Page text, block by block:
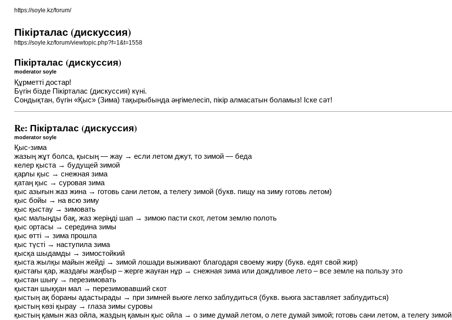
https://soyle.kz/forum/
Пікірталас (дискуссия)
https://soyle.kz/forum/viewtopic.php?f=1&t=1558
Пікірталас (дискуссия)
moderator soyle
Құрметті достар!
Бүгін бізде Пікірталас (дискуссия) күні.
Сондықтан, бүгін «Қыс» (Зима) тақырыбында әңгімелесіп, пікір алмасатын боламыз! Іске сәт!
Re: Пікірталас (дискуссия)
moderator soyle
Қыс-зима
жазың жұт болса, қысың — жау → если летом джут, то зимой — беда
келер қыста → будущей зимой
қарлы қыс → снежная зима
қатаң қыс → суровая зима
қыс азығын жаз жина → готовь сани летом, а телегу зимой (букв. пищу на зиму готовь летом)
қыс бойы → на всю зиму
қыс қыстау → зимовать
қыс малыңды бақ, жаз жеріңді шап → зимою пасти скот, летом землю полоть
қыс ортасы → середина зимы
қыс өтті → зима прошла
қыс түсті → наступила зима
қысқа шыдамды → зимостойкий
қыста жылқы майын жейді → зимой лошади выживают благодаря своему жиру (букв. едят свой жир)
қыстағы қар, жаздағы жаңбыр – жерге жауған нұр → снежная зима или дождливое лето – все земле на пользу это
қыстан шығу → перезимовать
қыстан шыққан мал → перезимовавший скот
қыстың ақ бораны адастырады → при зимней вьюге легко заблудиться (букв. вьюга заставляет заблудиться)
қыстың көзі қырау → глаза зимы суровы
қыстың қамын жаз ойла, жаздың қамын қыс ойла → о зиме думай летом, о лете думай зимой; готовь сани летом, а телегу зимой